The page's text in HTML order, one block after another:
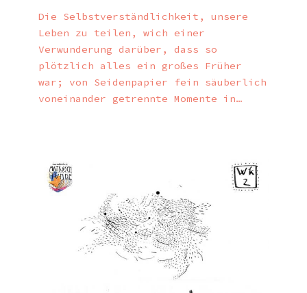
Die Selbstverständlichkeit, unsere
Leben zu teilen, wich einer
Verwunderung darüber, dass so
plötzlich alles ein großes Früher
war; von Seidenpapier fein säuberlich
voneinander getrennte Momente in…